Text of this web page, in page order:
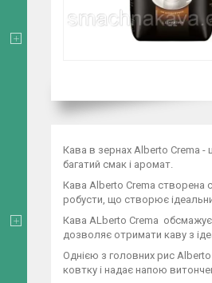
Кава в зернах Alberto Crema -
багатий смак і аромат.
Кава Alberto Crema створена
робусти, що створює
Кава ALberto Crema
дозволяє отримати каву з
Однією з головних рис
ковтку і надає напою